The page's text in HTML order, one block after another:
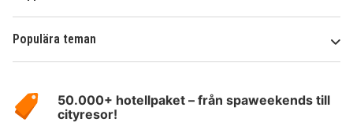
Populära teman
HotelSpecials50.000+ hotellpaket – från spaweekends till
cityresor!